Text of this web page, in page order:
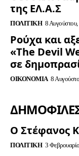
της ΕΛ.Α.Σ
ΠΟΛΙΤΙΚΉ 8
Ρούχα και
«The Devil
σε
ΟΙΚΟΝΟΜΊΑ 8
Ο Στέφανος
ΠΟΛΙΤΙΚΉ 3